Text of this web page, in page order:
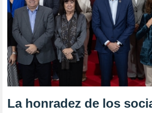
La honradez de los